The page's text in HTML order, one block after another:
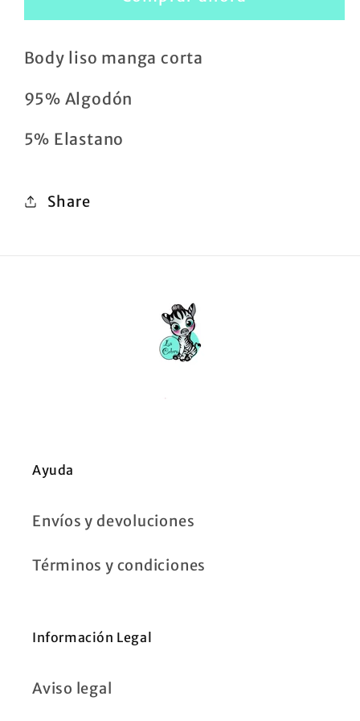
corta
corta
Body liso manga corta
95% Algodón
5% Elastano
Share
Ayuda
Envíos y devoluciones
Términos y condiciones
Información Legal
Aviso legal